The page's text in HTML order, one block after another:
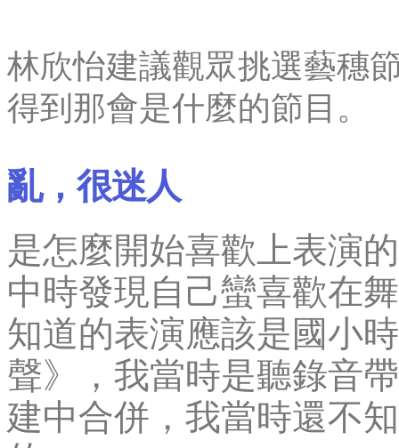
林欣怡建議觀眾挑選藝穗
得到那會是什麼的節目。
亂，很迷人
是怎麼開始喜歡上表演
中時發現自己蠻喜歡在
知道的表演應該是國小
聲》，我當時是聽錄音
建中合併，我當時還不